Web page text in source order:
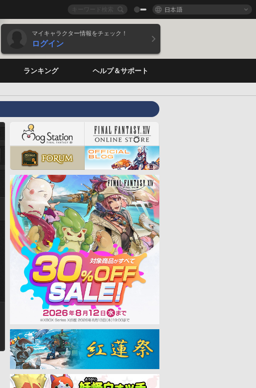
日本語
マイキャラクター情報をチェック！
ログイン
ランキング ヘルプ＆サポート